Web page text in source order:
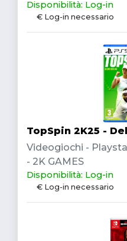
Disponibilità: Log-in
€ Log-in necessario
TopSpin 2K25 -
Videogiochi -
- 2K GAMES
Disponibilità: Log-in
€ Log-in necessario